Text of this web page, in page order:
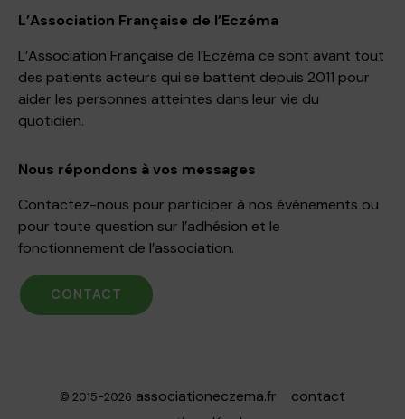
L’Association Française de l’Eczéma
L’Association Française de l’Eczéma ce sont avant tout
des patients acteurs qui se battent depuis 2011 pour
aider les personnes atteintes dans leur vie du
quotidien.
Nous répondons à vos messages
Contactez-nous pour participer à nos événements ou
pour toute question sur l’adhésion et le
fonctionnement de l’association.
CONTACT
© 2015-2026 associationeczema.fr
contact